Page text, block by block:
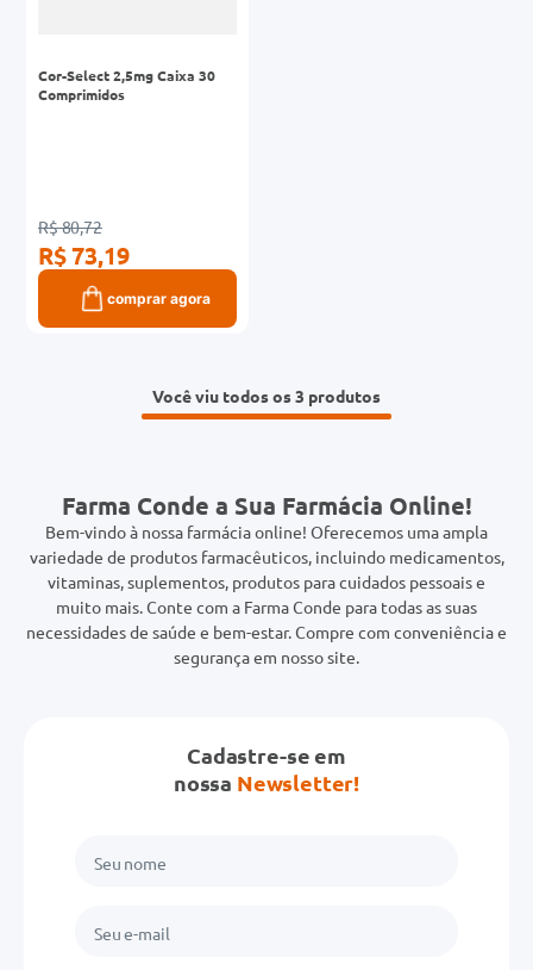
Cor-Select 2,5mg Caixa 30
Comprimidos
R$ 80,72
R$ 73,19
comprar agora
Você viu todos os 3
Farma Conde a Sua Farmácia Online!
Bem-vindo à nossa farmácia online! Oferecemos uma ampla
variedade de produtos farmacêuticos, incluindo medicamentos,
vitaminas, suplementos, produtos para cuidados pessoais e
muito mais. Conte com a Farma Conde para todas as suas
necessidades de saúde e bem-estar. Compre com conveniência e
segurança em nosso site.
Cadastre-se em
nossa Newsletter!